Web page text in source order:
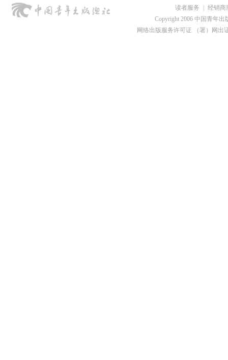
读者服务
经销商
Copyright 2006 中国青年出
网络出版服务许可证 （署）网出